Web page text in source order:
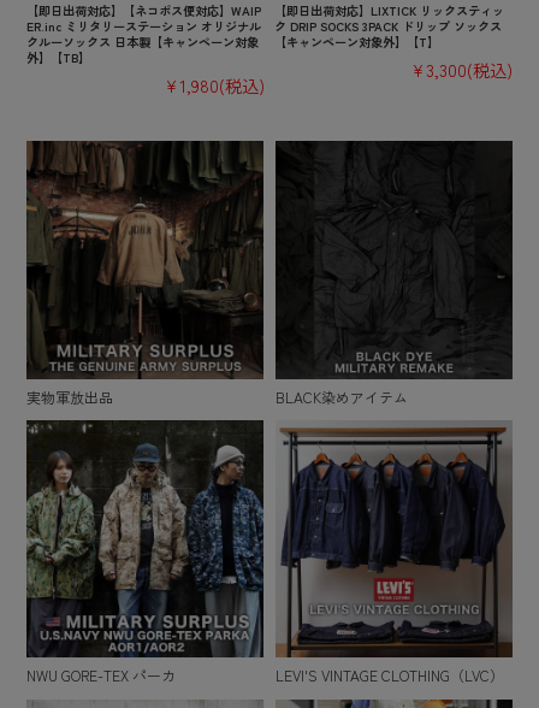
【即日出荷対応】【ネコポス便対応】WAIP
ER.inc ミリタリーステーション オリジナル
クルーソックス 日本製【キャンペーン対象
外】【TB】
¥1,980(税込)
【即日出荷対応】LIXTICK リックスティッ
ク DRIP SOCKS 3PACK ドリップ ソックス
【キャンペーン対象外】【T】
¥3,300(税込)
実物軍放出品 BLACK染めアイテム
NWU GORE-TEX パーカ LEVI'S VINTAGE CLOTHING（LVC）